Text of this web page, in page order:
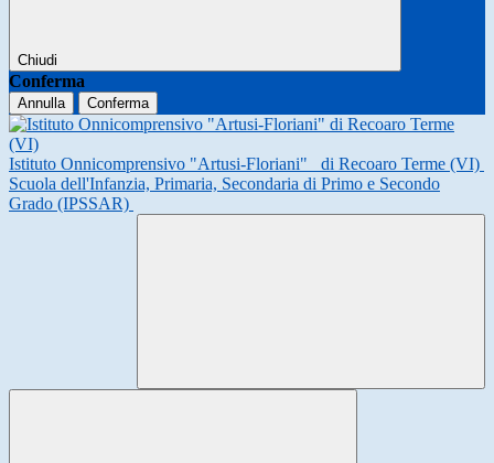
Chiudi
Conferma
Annulla Conferma
Istituto Onnicomprensivo "Artusi-Floriani"
di Recoaro Terme (VI)
Scuola dell'Infanzia, Primaria, Secondaria di Primo e Secondo
Grado (IPSSAR)